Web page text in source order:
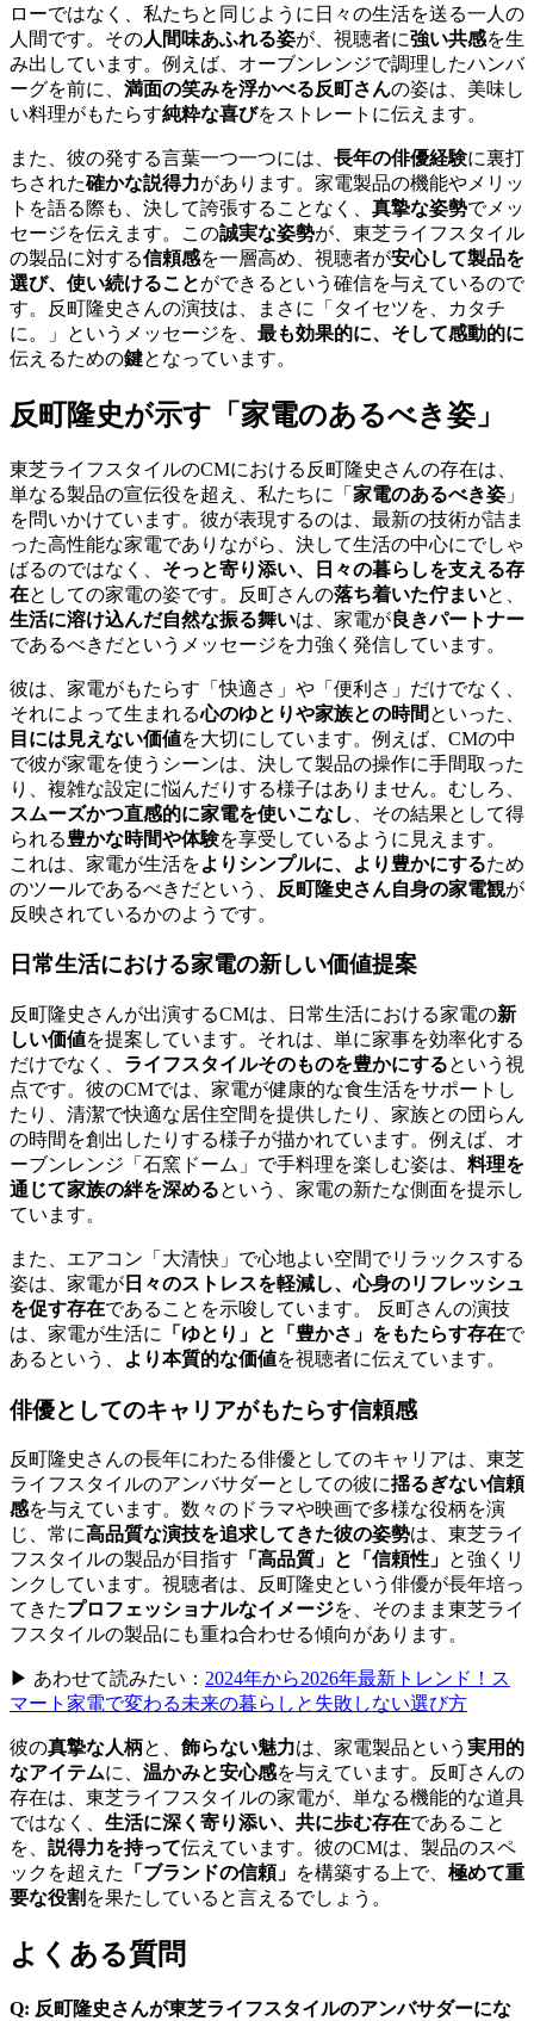
ローではなく、私たちと同じように日々の生活を送る一人の
人間です。その人間味あふれる姿が、視聴者に強い共感を生
み出しています。例えば、オーブンレンジで調理したハンバ
ーグを前に、 満面の笑みを浮かべる反町さんの姿は、美味し
い料理がもたらす純粋な喜びをストレートに伝えます。
また、彼の発する言葉一つ一つには、 長年の俳優経験に裏打
ちされた確かな説得力があります。家電製品の機能やメリッ
トを語る際も、決して誇張することなく、 真摯な姿勢でメッ
セージを伝えます。この誠実な姿勢が、東芝ライフスタイル
の製品に対する信頼感を一層高め、視聴者が安心して製品を
選び、使い続けることができるという確信を与えているので
す。反町隆史さんの演技は、まさに「タイセツを、カタチ
に。」というメッセージを、 最も効果的に、そして感動的に
伝えるための鍵となっています。
反町隆史が示す「家電のあるべき姿」
東芝ライフスタイルのCMにおける反町隆史さんの存在は、
単なる製品の宣伝役を超え、私たちに「 家電のあるべき姿 」
を問いかけています。彼が表現するのは、最新の技術が詰ま
った高性能な家電でありながら、決して生活の中心にでしゃ
ばるのではなく、 そっと寄り添い、日々の暮らしを支える存
在としての家電の姿です。反町さんの落ち着いた佇まいと、
生活に溶け込んだ自然な振る舞いは、家電が 良きパートナー
であるべきだというメッセージを力強く発信しています。
彼は、家電がもたらす「快適さ」や「便利さ」だけでなく、
それによって生まれる心のゆとりや家族との時間 といった、
目には見えない価値を大切にしています。例えば、CMの中
で彼が家電を使うシーンは、決して製品の操作に手間取った
り、複雑な設定に悩んだりする様子はありません。むしろ、
スムーズかつ直感的に家電を使いこなし
、その結果として得
られる豊かな時間や体験を享受しているように見えます。
これは、家電が生活をよりシンプルに、より豊かにするため
のツールであるべきだという、
反町隆史さん自身の家電観が
反映されているかのようです。
日常生活における家電の新しい価値提案
反町隆史さんが出演するCMは、日常生活における家電の新
しい価値を提案しています。それは、単に家事を効率化する
だけでなく、 ライフスタイルそのものを豊かにするという視
点です。彼のCMでは、家電が健康的な食生活をサポートし
たり、清潔で快適な居住空間を提供したり、家族との団らん
の時間を創出したりする様子が描かれています。例えば、オ
ーブンレンジ「石窯ドーム」で手料理を楽しむ姿は、 料理を
通じて家族の絆を深めるという、家電の新たな側面を提示し
ています。
また、エアコン「大清快」で心地よい空間でリラックスする
姿は、家電が 日々のストレスを軽減し、心身のリフレッシュ
を促す存在であることを示唆しています。 反町さんの演技
は、家電が生活に
「ゆとり」と「豊かさ」をもたらす存在で
あるという、
より本質的な価値を視聴者に伝えています。
俳優としてのキャリアがもたらす信頼感
反町隆史さんの長年にわたる俳優としてのキャリアは、東芝
ライフスタイルのアンバサダーとしての彼に揺るぎない信頼
感を与えています。数々のドラマや映画で多様な役柄を演
じ、常に高品質な演技を追求してきた彼の姿勢は、東芝ライ
フスタイルの製品が目指す 「高品質」と「信頼性」 と強くリ
ンクしています。視聴者は、反町隆史という俳優が長年培っ
てきたプロフェッショナルなイメージを、そのまま東芝ライ
フスタイルの製品にも重ね合わせる傾向があります。
▶ あわせて読みたい： 2024年から2026年最新トレンド！ス
マート家電で変わる未来の暮らしと失敗しない選び方
彼の真摯な人柄と、 飾らない魅力は、家電製品という 実用的
なアイテムに、 温かみと安心感を与えています。反町さんの
存在は、東芝ライフスタイルの家電が、単なる機能的な道具
ではなく、 生活に深く寄り添い、共に歩む存在であること
を、 説得力を持って伝えています。彼のCMは、製品のスペ
ックを超えた
「ブランドの信頼」 を構築する上で、 極めて重
要な役割 を果たしていると言えるでしょう。
よくある質問
Q: 反町隆史さんが東芝ライフスタイルのアンバサダーにな